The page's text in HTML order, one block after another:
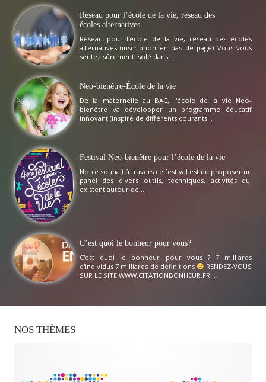
Réseau pour l’école de la vie, réseau des
écoles alternatives
Réseau pour l'école de la vie, réseau des écoles
alternatives (inscription en bas de page) Vous vous
sentez sûrement isolé dans...
Neo-bienêtre-École de la vie
De la maternelle au BAC, l'école de la vie Neo-
bienêtre va développer un programme éducatif
innovant (inspiré de différents courants...
Festival Neo-bienêtre pour l’école de la vie
Notre souhait à travers ce festival est de proposer un
panel des divers outils, techniques, activités qui
existent autour de...
C’est quoi le bonheur pour vous?
C'est quoi le bonheur pour vous ? 7 milliards
d'individus 7 milliards de définitions
RENDEZ-VOUS
SUR LE SITE WWW.CITATIONBONHEUR.FR...
NOS THÈMES